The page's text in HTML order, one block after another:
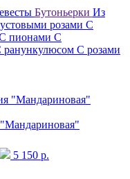
Бутоньерки Из
розами С
пионами С
ранункулюсом С розами
5 150 р.